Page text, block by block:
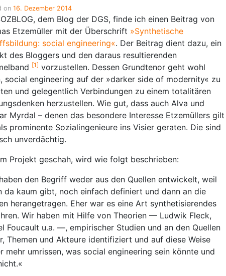
on 16. Dezember 2014
dem Blog der DGS, finde ich einen Beitrag von
Etzemüller mit der Überschrift »Synthetische
social engineering«. Der Beitrag dient dazu, ein
des Bloggers und den daraus resultierenden
[1] vorzustellen. Dessen Grundtenor geht wohl
social engineering auf der »darker side of modernity« zu
und gelegentlich Verbindungen zu einem totalitären
herzustellen. Wie gut, dass auch Alva und
Myrdal – denen das besondere Interesse Etzemüllers gilt
prominente Sozialingenieure ins Visier geraten. Die sind
unverdächtig.
Projekt geschah, wird wie folgt beschrieben:
den Begriff weder aus den Quellen entwickelt, weil
da kaum gibt, noch einfach definiert und dann an die
herangetragen. Eher war es eine Art synthetisierendes
Wir haben mit Hilfe von Theorien — Ludwik Fleck,
Foucault u.a. —, empirischer Studien und an den Quellen
Themen und Akteure identifiziert und auf diese Weise
mehr umrissen, was social engineering sein könnte und